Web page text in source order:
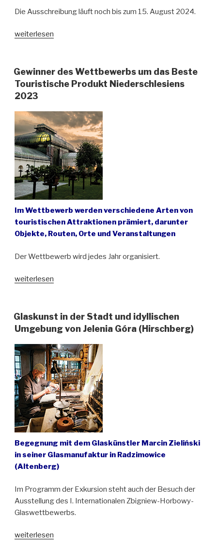
Die Ausschreibung läuft noch bis zum 15. August 2024.
„Ausschreibung:
Denkmalschutz-
Wettbewerb
“Denkmal
denk
mal
dran”“
weiterlesen
Gewinner des Wettbewerbs um das Beste
Touristische Produkt Niederschlesiens
2023
Im Wettbewerb werden verschiedene Arten von
touristischen Attraktionen prämiert, darunter
Objekte, Routen, Orte und Veranstaltungen
Der Wettbewerb wird jedes Jahr organisiert.
„Gewinner
um
das
Touristische
Produkt
Niederschlesiens
2023“
weiterlesen
Glaskunst in der Stadt und idyllischen
Umgebung von Jelenia Góra (Hirschberg)
Begegnung mit dem Glaskünstler Marcin Zieliński
in seiner Glasmanufaktur in Radzimowice
(Altenberg)
Im Programm der Exkursion steht auch der Besuch der
Ausstellung des I. Internationalen Zbigniew-Horbowy-
Glaswettbewerbs.
„Glaskunst
weiterlesen